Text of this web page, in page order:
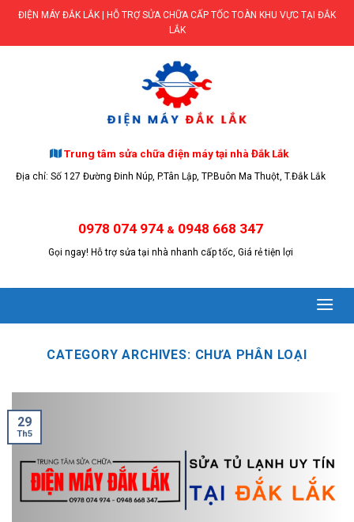
Skip
content
ĐIỆN MÁY ĐẮK LẮK | HỖ TRỢ SỬA CHỮA CẤP TỐC TOÀN KHU VỰC TẠI ĐẮK
LẮK
Trung tâm sửa chữa điện máy tại nhà Đắk Lắk
Địa chỉ: Số 127 Đường Đinh Núp, P.Tân Lập, TP.Buôn Ma Thuột, T.Đắk Lắk
0978 074 974 & 0948 668 347
Gọi ngay! Hỗ trợ sửa tại nhà nhanh cấp tốc, Giá rẻ tiện lợi
CATEGORY ARCHIVES: CHƯA PHÂN LOẠI
29
Th5